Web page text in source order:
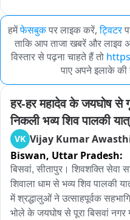
हमेंफेसबुकपर लाइक करें, ट्विटर
ताकि आप ताजा खबरें और
विस्तार से पढ़ना चाहते हैं तो
पाए अपने इलाके की
हर-हर महादेव के जयघोष से
निकली भव्य शिव पालकी
VK Vijay Kumar
Biswan, Uttar Pradesh:
बिसवां, सीतापुर। शिवशक्ति सेवा
शिवाला धाम से भव्य शिव पालकी
में श्रद्धालुओं ने उत्साहपूर्वक
भोले के जयघोष से पूरा बिसवां नगर